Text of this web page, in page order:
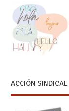
ACCIÓN SINDICAL